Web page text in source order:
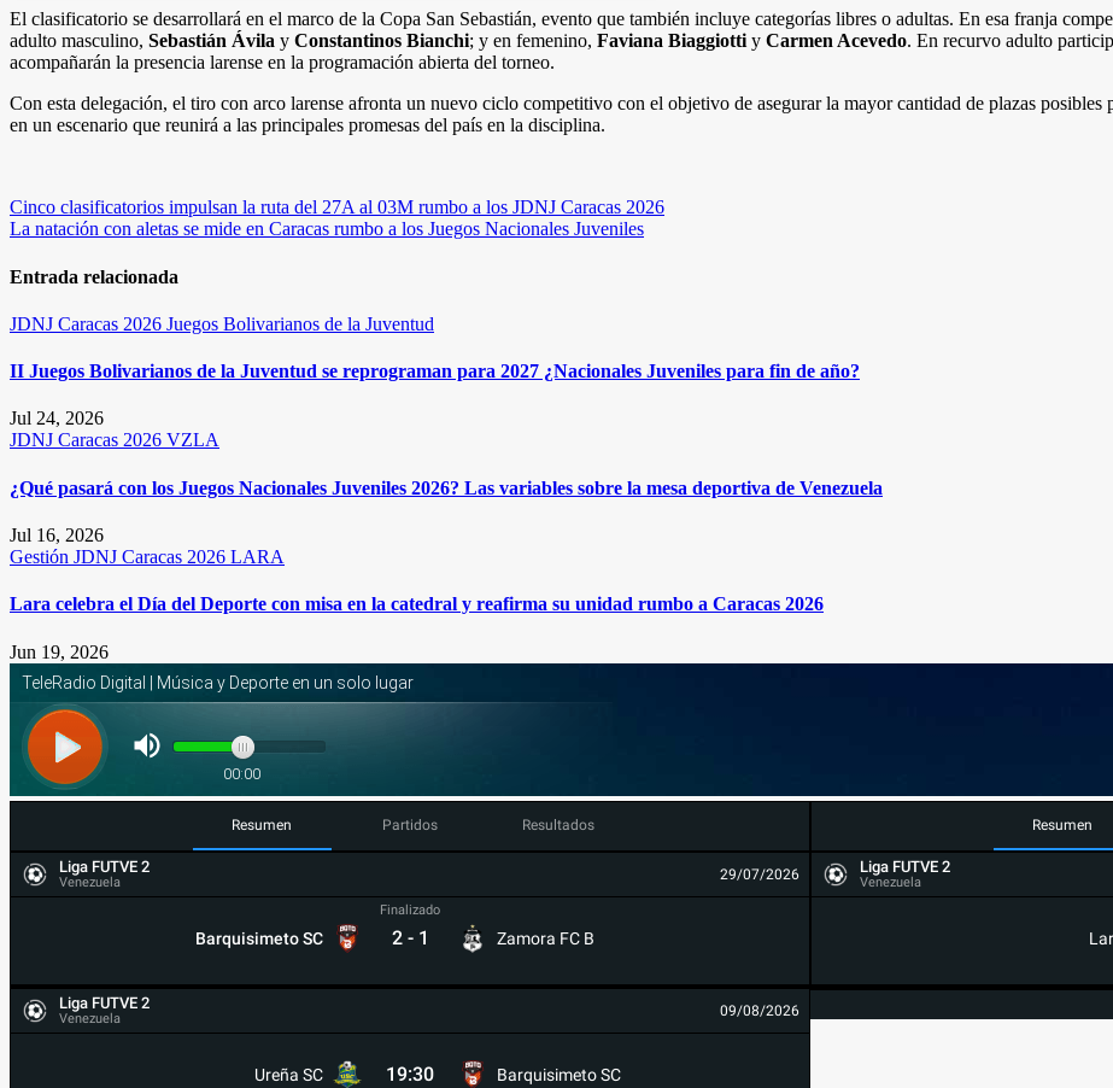
El clasificatorio se desarrollará en el marco de la Copa San Sebastián, evento que también incluye categorías libres o adultas. En esa franja
adulto masculino, Sebastián Ávila y Constantinos Bianchi; y en femenino, Faviana Biaggiottiy Carmen Acevedo. En recurvo adulto
acompañarán la presencia larense en la programación abierta del torneo.
Con esta delegación, el tiro con arco larense afronta un nuevo ciclo competitivo con el objetivo de asegurar la mayor cantidad de plazas
en un escenario que reunirá a las principales promesas del país en la disciplina.
Navegación
de
entradas
Cinco clasificatorios impulsan la ruta del 27A al 03M rumbo a los JDNJ Caracas 2026
La natación con aletas se mide en Caracas rumbo a los Juegos Nacionales Juveniles
Entrada relacionada
JDNJ Caracas 2026 Juegos Bolivarianos de la Juventud
II Juegos Bolivarianos de la Juventud se reprograman para 2027 ¿Nacionales Juveniles para fin de año?
Jul 24, 2026
JDNJ Caracas 2026 VZLA
¿Qué pasará con los Juegos Nacionales Juveniles 2026? Las variables sobre la mesa deportiva de Venezuela
Jul 16, 2026
Gestión JDNJ Caracas 2026 LARA
Lara celebra el Día del Deporte con misa en la catedral y reafirma su unidad rumbo a Caracas 2026
Jun 19, 2026
Resumen Partidos Resultados
Liga FUTVE 2
Venezuela 29/07/2026
Barquisimeto SC
Finalizado
2 - 1 Zamora FC B
Liga FUTVE 2
Venezuela 09/08/2026
Ureña SC 19:30 Barquisimeto SC
Resumen
Liga FUTVE 2
Venezuela